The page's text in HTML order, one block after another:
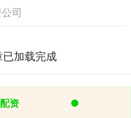
司
加载完成
资